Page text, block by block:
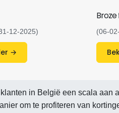
12-2025)
Bekijk folder →
(06-
in België een scala aan
om te profiteren van